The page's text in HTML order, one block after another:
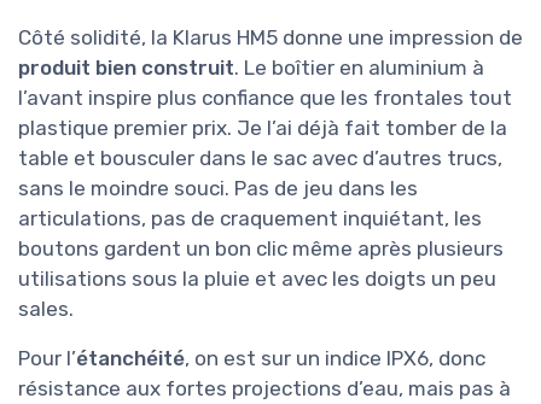
Côté solidité, la Klarus HM5 donne une impression de
produit bien construit. Le boîtier en aluminium à
l’avant inspire plus confiance que les frontales tout
plastique premier prix. Je l’ai déjà fait tomber de la
table et bousculer dans le sac avec d’autres trucs,
sans le moindre souci. Pas de jeu dans les
articulations, pas de craquement inquiétant, les
boutons gardent un bon clic même après plusieurs
utilisations sous la pluie et avec les doigts un peu
sales.
Pour l’étanchéité, on est sur un indice IPX6, donc
résistance aux fortes projections d’eau, mais pas à